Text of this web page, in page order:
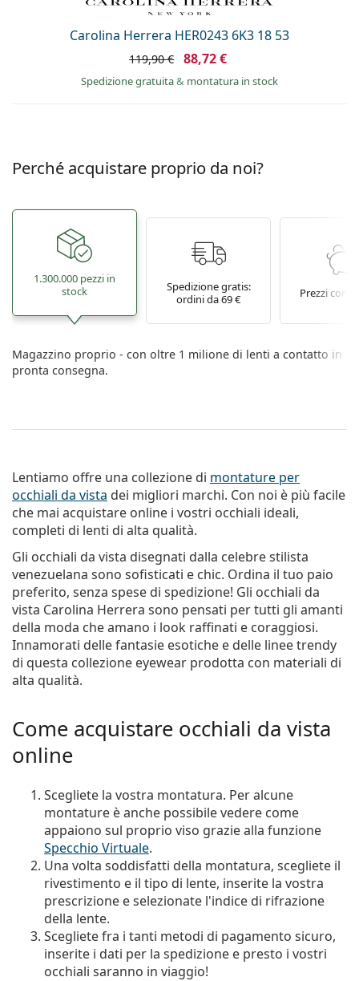
Carolina Herrera HER0243 6K3 18 53
119,90 € 88,72 €
Spedizione gratuita& montatura in stock
Perché acquistare proprio da noi?
1.300.000 pezzi in
stock
Spedizione gratis:
ordini da 69 €
Prezzi
Magazzino proprio - con oltre 1 milione di lenti a contatto in
pronta consegna.
Lentiamo offre una collezione di montature per
occhiali da vista dei migliori marchi. Con noi è più facile
che mai acquistare online i vostri occhiali ideali,
completi di lenti di alta qualità.
Gli occhiali da vista disegnati dalla celebre stilista
venezuelana sono sofisticati e chic. Ordina il tuo paio
preferito, senza spese di spedizione! Gli occhiali da
vista Carolina Herrera sono pensati per tutti gli amanti
della moda che amano i look raffinati e coraggiosi.
Innamorati delle fantasie esotiche e delle linee trendy
di questa collezione eyewear prodotta con materiali di
alta qualità.
Come acquistare occhiali da vista
online
Scegliete la vostra montatura. Per alcune
montature è anche possibile vedere come
appaiono sul proprio viso grazie alla funzione
Specchio Virtuale.
Una volta soddisfatti della montatura, scegliete il
rivestimento e il tipo di lente, inserite la vostra
prescrizione e selezionate l'indice di rifrazione
della lente.
Scegliete fra i tanti metodi di pagamento sicuro,
inserite i dati per la spedizione e presto i vostri
occhiali saranno in viaggio!